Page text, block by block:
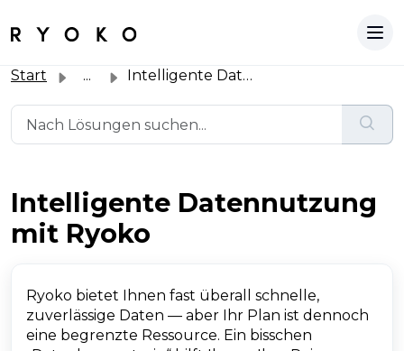
Start ... Intelligente Datennutzung mit Ryoko
Intelligente Datennutzung
mit Ryoko
Ryoko bietet Ihnen fast überall schnelle,
zuverlässige Daten — aber Ihr Plan ist dennoch
eine begrenzte Ressource. Ein bisschen